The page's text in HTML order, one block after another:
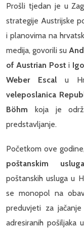
Prošli tjedan je u
strategije Austrijske
i planovima na
medija, govorili su
of Austrian Post i
Weber Escalu
veleposlanica
Böhm koja je
predstavljanje.
Početkom ove
poštanskim
poštanskih usluga u
se monopol na
preduvjeti za
adresiranih pošiljaka